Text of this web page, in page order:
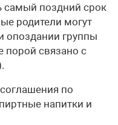
самый поздний срок
родители могут
опоздании группы
порой связано с
по
напитки и